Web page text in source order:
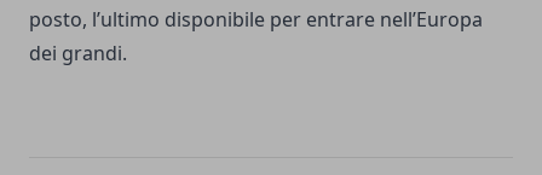
posto, l’ultimo disponibile per entrare nell’Europa
dei grandi.